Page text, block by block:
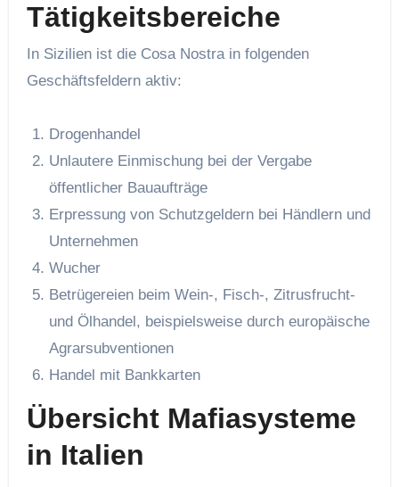
Tätigkeitsbereiche
In Sizilien ist die Cosa Nostra in folgenden
Geschäftsfeldern aktiv:
Drogenhandel
Unlautere Einmischung bei der Vergabe
öffentlicher Bauaufträge
Erpressung von Schutzgeldern bei Händlern und
Unternehmen
Wucher
Betrügereien beim Wein-, Fisch-, Zitrusfrucht-
und Ölhandel, beispielsweise durch europäische
Agrarsubventionen
Handel mit Bankkarten
Übersicht Mafiasysteme
in Italien